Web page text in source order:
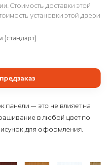
Стоимость доставки этой
установки этой двери
панели — это не влияет на
в любой цвет по
для оформления.